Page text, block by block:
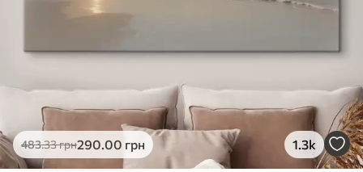
483.33грн290.00 грн 1.3k